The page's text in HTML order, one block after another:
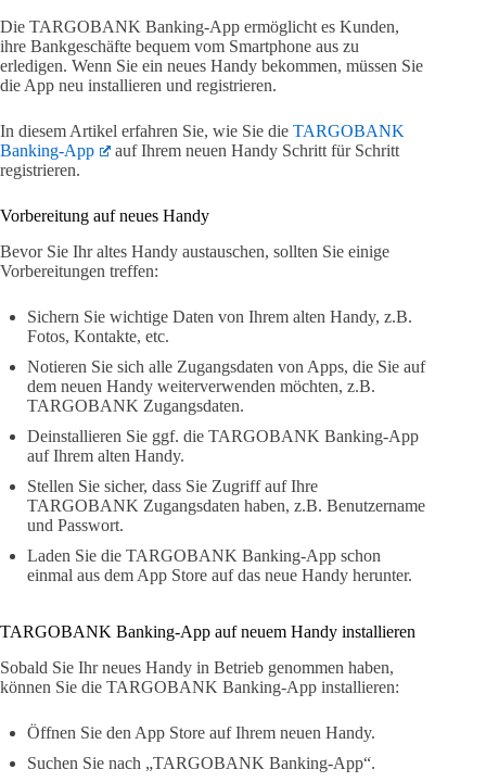
Die TARGOBANK Banking-App ermöglicht es Kunden,
ihre Bankgeschäfte bequem vom Smartphone aus zu
erledigen. Wenn Sie ein neues Handy bekommen, müssen Sie
die App neu installieren und registrieren.
In diesem Artikel erfahren Sie, wie Sie die TARGOBANK
Banking-App
auf Ihrem neuen Handy Schritt für Schritt
registrieren.
Vorbereitung auf neues Handy
Bevor Sie Ihr altes Handy austauschen, sollten Sie einige
Vorbereitungen treffen:
Sichern Sie wichtige Daten von Ihrem alten Handy, z.B.
Fotos, Kontakte, etc.
Notieren Sie sich alle Zugangsdaten von Apps, die Sie auf
dem neuen Handy weiterverwenden möchten, z.B.
TARGOBANK Zugangsdaten.
Deinstallieren Sie ggf. die TARGOBANK Banking-App
auf Ihrem alten Handy.
Stellen Sie sicher, dass Sie Zugriff auf Ihre
TARGOBANK Zugangsdaten haben, z.B. Benutzername
und Passwort.
Laden Sie die TARGOBANK Banking-App schon
einmal aus dem App Store auf das neue Handy herunter.
TARGOBANK Banking-App auf neuem Handy installieren
Sobald Sie Ihr neues Handy in Betrieb genommen haben,
können Sie die TARGOBANK Banking-App installieren:
Öffnen Sie den App Store auf Ihrem neuen Handy.
Suchen Sie nach „TARGOBANK Banking-App“.